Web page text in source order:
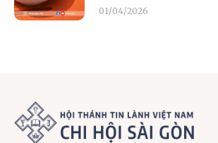
01/04/2026